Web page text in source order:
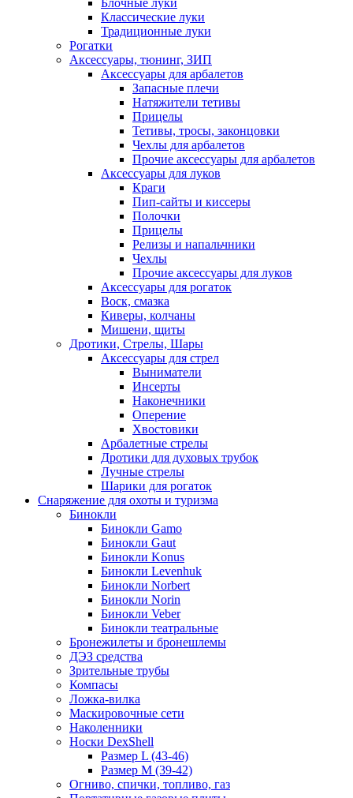
Классические луки
Традиционные луки
Рогатки
Аксессуары, тюнинг, ЗИП
Аксессуары для арбалетов
Запасные плечи
Натяжители тетивы
Прицелы
Тетивы, тросы, законцовки
Чехлы для арбалетов
Прочие аксессуары для арбалетов
Аксессуары для луков
Краги
Пип-сайты и киссеры
Полочки
Прицелы
Релизы и напальчники
Чехлы
Прочие аксессуары для луков
Аксессуары для рогаток
Воск, смазка
Киверы, колчаны
Мишени, щиты
Дротики, Стрелы, Шары
Аксессуары для стрел
Выниматели
Инсерты
Наконечники
Оперение
Хвостовики
Арбалетные стрелы
Дротики для духовых трубок
Лучные стрелы
Шарики для рогаток
Снаряжение для охоты и туризма
Бинокли
Бинокли Gamo
Бинокли Gaut
Бинокли Konus
Бинокли Levenhuk
Бинокли Norbert
Бинокли Norin
Бинокли Veber
Бинокли театральные
Бронежилеты и бронешлемы
ДЭЗ средства
Зрительные трубы
Компасы
Ложка-вилка
Маскировочные сети
Наколенники
Носки DexShell
Размер L (43-46)
Размер M (39-42)
Огниво, спички, топливо, газ